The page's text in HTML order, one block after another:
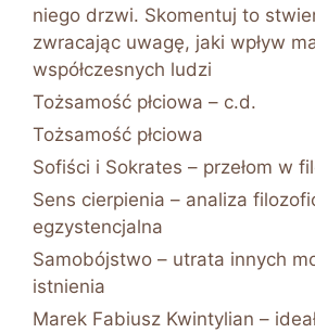
niego drzwi. Skomentuj to
zwracając uwagę, jaki wpływ
współczesnych ludzi
Tożsamość płciowa – c.d.
Tożsamość płciowa
Sofiści i Sokrates – przełom w
Sens cierpienia – analiza
egzystencjalna
Samobójstwo – utrata innych
istnienia
Marek Fabiusz Kwintylian –